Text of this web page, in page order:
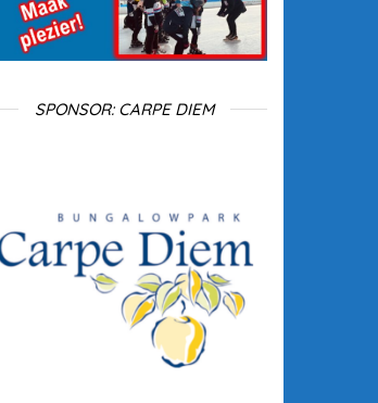
SPONSOR: CARPE DIEM